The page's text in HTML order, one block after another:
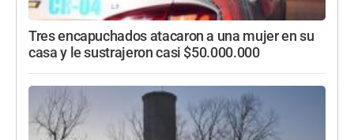
Tres encapuchados atacaron a una mujer en su
casa y le sustrajeron casi $50.000.000